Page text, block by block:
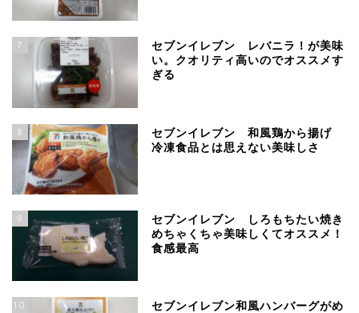
7
セブンイレブン レバニラ！が美味
い。クオリティ高いのでオススメす
ぎる
8
セブンイレブン 和風鶏から揚げ
冷凍食品とは思えない美味しさ
9
セブンイレブン しろもちたい焼き
めちゃくちゃ美味しくてオススメ！
食感最高
10
セブンイレブン和風ハンバーグがめ